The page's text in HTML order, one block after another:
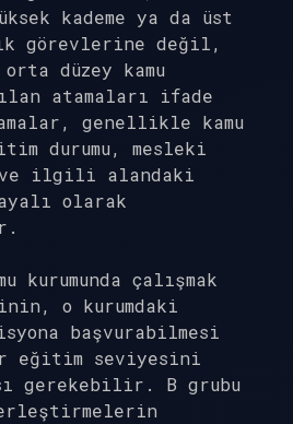
kademe ya da üst
görevlerine değil,
düzey kamu
atamaları ifade
genellikle kamu
durumu, mesleki
ilgili alandaki
olarak
kurumunda çalışmak
o kurumdaki
başvurabilmesi
seviyesini
gerekebilir. B grubu